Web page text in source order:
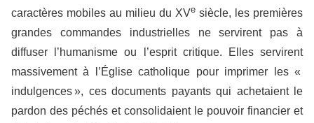
caractères mobiles au milieu du XVe siècle, les premières
grandes commandes industrielles ne servirent pas à
diffuser l’humanisme ou l’esprit critique. Elles servirent
massivement à l’Église catholique pour imprimer les «
indulgences », ces documents payants qui achetaient le
pardon des péchés et consolidaient le pouvoir financier et